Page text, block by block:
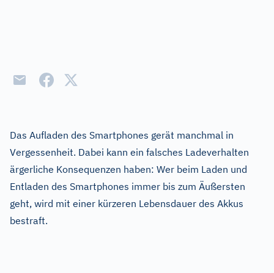
Das Aufladen des Smartphones gerät manchmal in
Vergessenheit. Dabei kann ein falsches Ladeverhalten
ärgerliche Konsequenzen haben: Wer beim Laden und
Entladen des Smartphones immer bis zum Äußersten
geht, wird mit einer kürzeren Lebensdauer des Akkus
bestraft.